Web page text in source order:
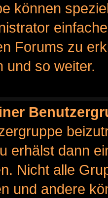
können
Forums zu
und so weiter.
erhälst dann
Nicht alle
und andere